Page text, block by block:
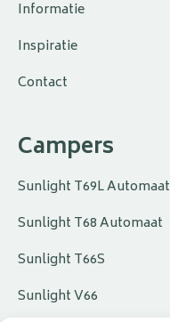
Informatie
Inspiratie
Contact
Campers
Sunlight T69L Automaat
Sunlight T68 Automaat
Sunlight T66S
Sunlight V66